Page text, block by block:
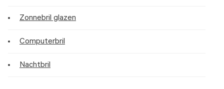
Zonnebril glazen
Computerbril
Nachtbril